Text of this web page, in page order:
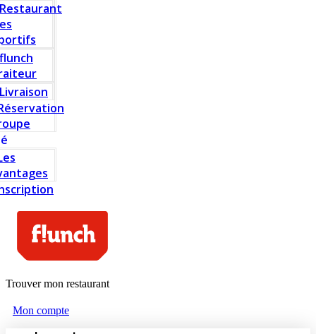
Restaurant
flunch
Livraison
Trouver mon restaurant
Mon compte